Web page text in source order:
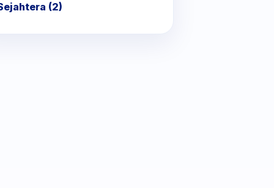
(2)